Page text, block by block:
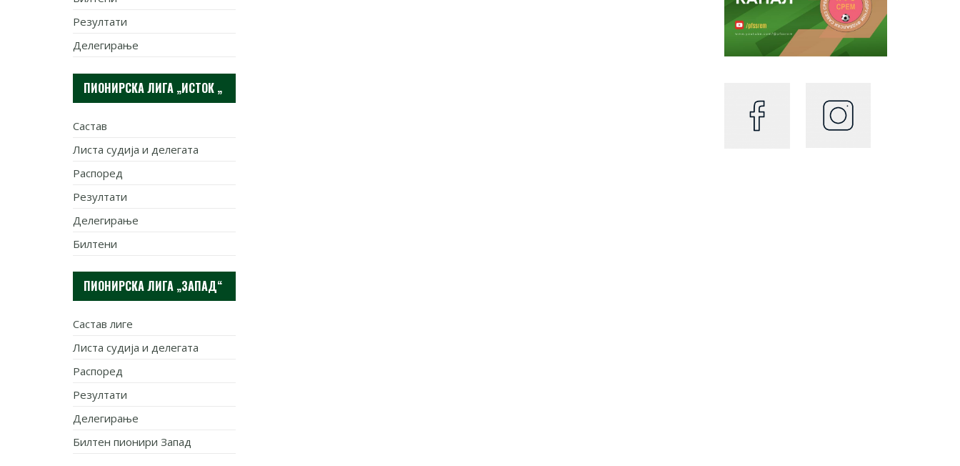
Резултати
Делегирање
ПИОНИРСКА ЛИГА „ИСТОК „
Састав
Листа судија и делегата
Распоред
Резултати
Делегирање
Билтени
ПИОНИРСКА ЛИГА „ЗАПАД“
Састав лиге
Листа судија и делегата
Распоред
Резултати
Делегирање
Билтен пионири Запад